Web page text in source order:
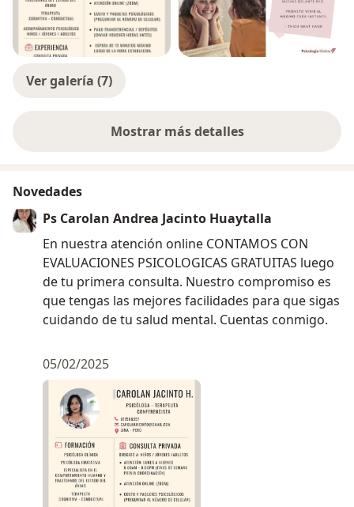
Ver galería (7)
Mostrar más detalles
sobre la experiencia
Novedades
Ps Carolan Andrea Jacinto Huaytalla
En nuestra atención online CONTAMOS CON
EVALUACIONES PSICOLOGICAS GRATUITAS luego
de tu primera consulta. Nuestro compromiso es
que tengas las mejores facilidades para que sigas
cuidando de tu salud mental. Cuentas conmigo.
05/02/2025